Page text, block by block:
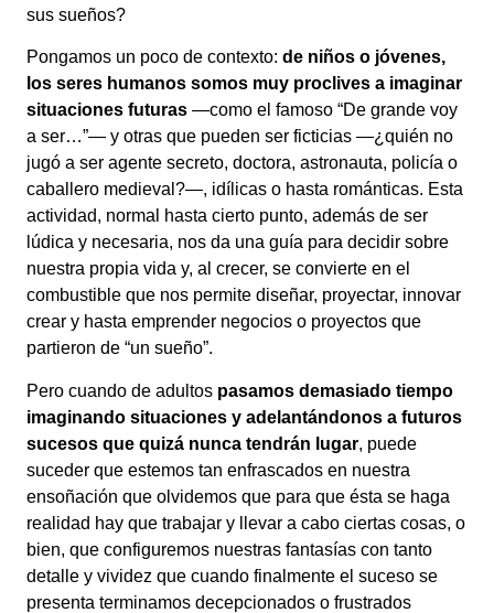
sus sueños?
Pongamos un poco de contexto: de niños o jóvenes,
los seres humanos somos muy proclives a imaginar
situaciones futuras —como el famoso “De grande voy
a ser…”— y otras que pueden ser ficticias —¿quién no
jugó a ser agente secreto, doctora, astronauta, policía o
caballero medieval?—, idílicas o hasta románticas. Esta
actividad, normal hasta cierto punto, además de ser
lúdica y necesaria, nos da una guía para decidir sobre
nuestra propia vida y, al crecer, se convierte en el
combustible que nos permite diseñar, proyectar, innovar
crear y hasta emprender negocios o proyectos que
partieron de “un sueño”.
Pero cuando de adultos pasamos demasiado tiempo
imaginando situaciones y adelantándonos a futuros
sucesos que quizá nunca tendrán lugar, puede
suceder que estemos tan enfrascados en nuestra
ensoñación que olvidemos que para que ésta se haga
realidad hay que trabajar y llevar a cabo ciertas cosas, o
bien, que configuremos nuestras fantasías con tanto
detalle y vividez que cuando finalmente el suceso se
presenta terminamos decepcionados o frustrados